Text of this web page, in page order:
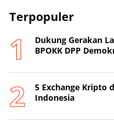
Terpopuler
Dukung Gerakan
BPOKK DPP
5 Exchange Kripto
Indonesia